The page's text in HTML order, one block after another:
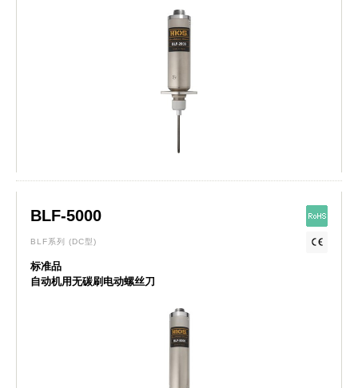
BLF-5000
BLF系列 (DC型)
标准品
自动机用无碳刷电动螺丝刀